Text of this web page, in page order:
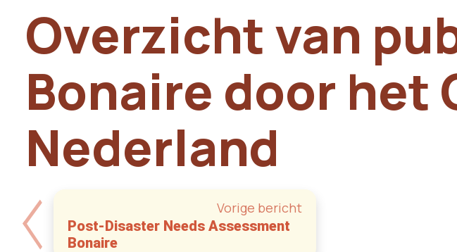
Overzicht van
Bonaire door het
Nederland
Vorige bericht
Post-Disaster Needs Assessment
Bonaire